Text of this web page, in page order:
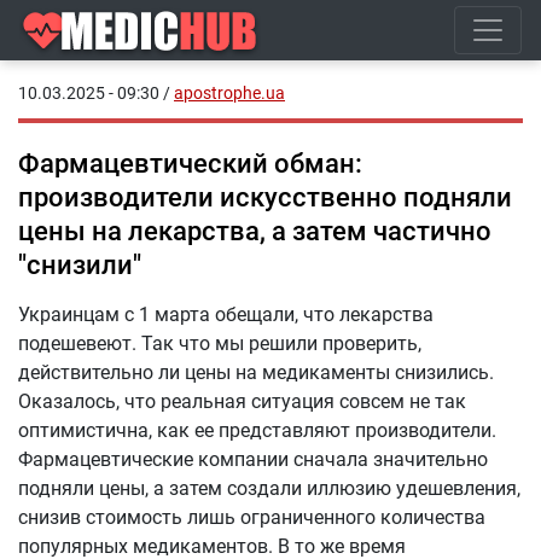
10.03.2025 - 09:30 /apostrophe.ua
Фармацевтический обман:
производители искусственно подняли
цены на лекарства, а затем частично
"снизили"
Украинцам с 1 марта обещали, что лекарства
подешевеют. Так что мы решили проверить,
действительно ли цены на медикаменты снизились.
Оказалось, что реальная ситуация совсем не так
оптимистична, как ее представляют производители.
Фармацевтические компании сначала значительно
подняли цены, а затем создали иллюзию удешевления,
снизив стоимость лишь ограниченного количества
популярных медикаментов. В то же время